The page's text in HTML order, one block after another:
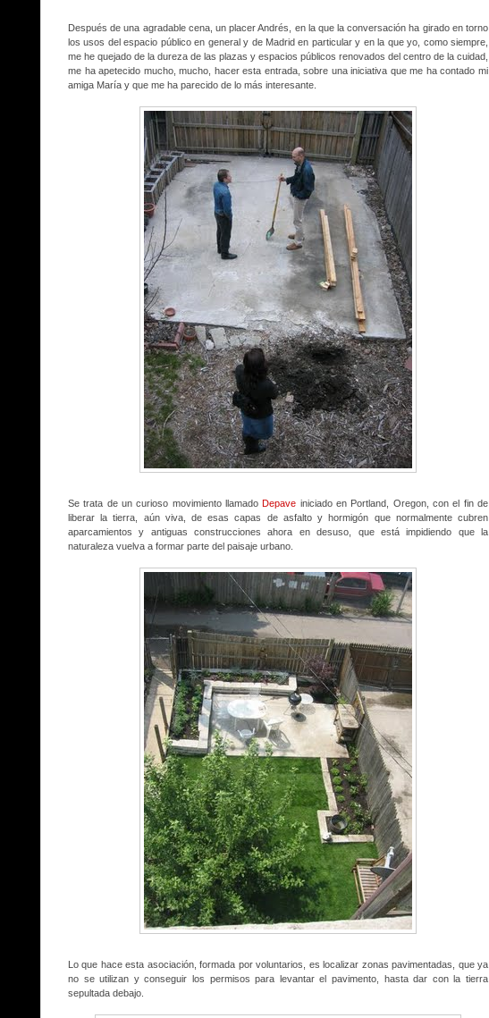
Después de una agradable cena, un placer Andrés, en la que la conversación ha girado en torno
los usos del espacio público en general y de Madrid en particular y en la que yo, como siempre,
me he quejado de la dureza de las plazas y espacios públicos renovados del centro de la cuidad,
me ha apetecido mucho, mucho, hacer esta entrada, sobre una iniciativa que me ha contado mi
amiga María y que me ha parecido de lo más interesante.
Se trata de un curioso movimiento llamadoDepave iniciado en Portland, Oregon, con el fin de
liberar la tierra, aún viva, de esas capas de asfalto y hormigón que normalmente cubren
aparcamientos y antiguas construcciones ahora en desuso, que está impidiendo que la
naturaleza vuelva a formar parte del paisaje urbano.
Lo que hace esta asociación, formada por voluntarios, es localizar zonas pavimentadas, que ya
no se utilizan y conseguir los permisos para levantar el pavimento, hasta dar con la tierra
sepultada debajo.